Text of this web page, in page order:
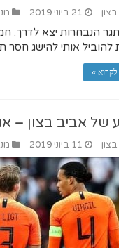
21 ביוני 2019
הנבחרות יצא לדרך.
להוביל אותי להישג חסר
»
של אביב בצון –
11 ביוני 2019